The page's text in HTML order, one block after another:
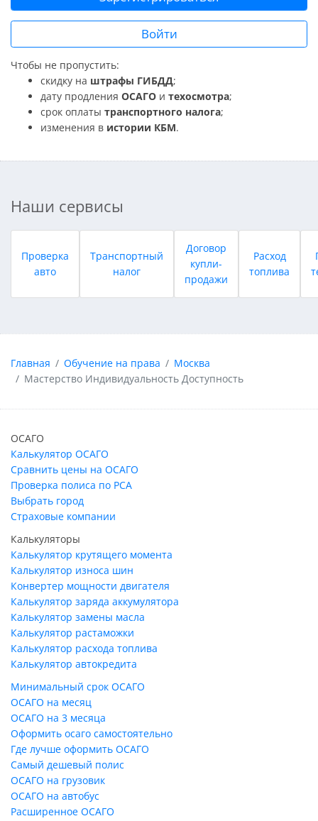
Войти
Чтобы не пропустить:
скидку на штрафы ГИБДД;
дату продления ОСАГО и техосмотра;
срок оплаты транспортного налога;
изменения в истории КБМ.
Наши сервисы
Проверка
авто
Транспортный
налог
Договор
купли-
продажи
Расход
топлива
Главная Обучение на права
Москва
Мастерство Индивидуальность Доступность
ОСАГО
Калькулятор ОСАГО
Сравнить цены на ОСАГО
Проверка полиса по РСА
Выбрать город
Страховые компании
Калькуляторы
Калькулятор крутящего момента
Калькулятор износа шин
Конвертер мощности двигателя
Калькулятор заряда аккумулятора
Калькулятор замены масла
Калькулятор растаможки
Калькулятор расхода топлива
Калькулятор автокредита
Минимальный срок ОСАГО
ОСАГО на месяц
ОСАГО на 3 месяца
Оформить осаго самостоятельно
Где лучше оформить ОСАГО
Самый дешевый полис
ОСАГО на грузовик
ОСАГО на автобус
Расширенное ОСАГО